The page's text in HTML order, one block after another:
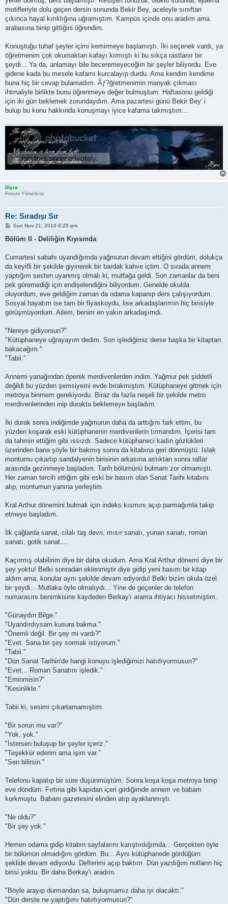
motifleriyle dolu geçen dersin sonunda Bekir Bey, aceleyle sınıftan
çıkınca hayal kırıklığına uğramıştım. Kampüs içinde onu aradım ama
arabasına binip gittiğini öğrendim.
Konuştuğu tuhaf şeyler içimi kemirmeye başlamıştı. İki seçenek vardı, ya
öğretmenim çok okumaktan kafayı kırmıştı ki bu sıkça rastlanır bir
şeydi... Ya da, anlamayı bile beceremeyeceğim bir şeyler biliyordu. Eve
gidene kada bu mesele kafamı kurcalayıp durdu. Ama kendim kendime
buna hiç bir cevap bulamadım. Ãƒ?ğretmenimin manyak çıkması
ihtmaliyle birlikte bunu öğrenmeye değer bulmuştum. Haftasonu geldiği
için iki gün beklemek zorundaydım. Ama pazartesi günü Bekir Bey' i
bulup bu konu hakkında konuşmayı iyice kafama takmıştım...
Illyra
Forum Yöneticisi
Re: Sıradışı Sır
P
s
Sun Nov 21, 2010 6:25 pm
Bölüm II - Deliliğin Kıyısında
Cumartesi sabahı uyandığımda yağmurun devam ettiğini gördüm, dolukça
da keyifli bir şekilde giyinerek bir bardak kahve içtim. O sırada annem
yaptığım sesten uyanmış olmalı ki, mutfağa geldi. Son zamanlar da beni
pek göremediği için endişelendiğini biliyordum. Genelde okulda
oluyordum, eve geldiğim zaman da odama kapanıp ders çalışıyordum.
Sosyal hayatım ise tam bir fiyaskoydu, lise arkadaşlarımın hiç birisiyle
görüşmüyordum. Ailem, benim en yakın arkadaşımdı.
"Nereye gidiyorsun?"
"Kütüphaneye uğrayayım dedim. Son işlediğimiz derse başka bir kitaptan
bakacağım."
"Tabii."
Annemi yanağından öperek merdivenlerden indim. Yağmur pek şiddetli
değildi bu yüzden şemsiyemi evde bırakmıştım. Kütüphaneye gitmek için
metroya binmem gerekiyordu. Biraz da fazla neşeli bir şekilde metro
merdivenlerinden inip durakta beklemeye başladım.
İki durak sonra indiğimde yağmurun daha da arttığını fark ettim, bu
yüzden koşarak eski kütüphanenin merdivenlerin tırmandım. İçerisi tam
da tahmin ettiğim gibi ıssızdı. Sadece kütüphaneci kadın gözlükleri
üzerinden bana şöyle bir bakmış sonra da kitabına geri dönmüştü. Islak
montumu çıkartıp sandalyenin birisinin arkasına astıktan sonra raflar
arasında gezinmeye başladım. Tarih bölümünü bulmam zor olmamıştı.
Her zaman tercih ettiğim gibi eski bir basım olan Sanat Tarihi kitabını
alıp, montumun yanına yerleştim.
Kral Arthur dönemini bulmak için indeks kısmını açıp parmağımla takip
etmeye başladım.
İlk çağlarda sanat, cilalı taş devri, mısır sanatı, yunan sanatı, roman
sanatı, gotik sanat....
Kaçırmış olabilirim diye bir daha okudum. Ama Kral Arthur dönemi diye bir
şey yoktu! Belki sonradan eklenmiştir diye gidip yeni basım bir kitap
aldım ama, konular aynı şekilde devam ediyordu! Belki bizim okula özel
bir şeydi... Mutlaka öyle olmalıydı... Yine de geçenler de telefon
numarasını benimkisine kaydeden Berkay'ı arama ihtiyacı hissetmiştim.
"Günaydın Bilge."
"Uyandırdıysam kusura bakma."
"Önemli değil. Bir şey mi vardı?"
"Evet. Sana bir şey sormak istiyorum."
"Tabii."
"Dün Sanat Tarihin'de hangi konuyu işlediğimizi hatırlıyormusun?"
"Evet... Roman Sanatını işledik."
"Eminmisin?"
"Kesinlikle."
Tabii ki, sesimi çıkartamamıştım.
"Bir sorun mu var?"
"Yok, yok."
"İstersen buluşup bir şeyler içeriz."
"Teşekkür ederim ama işim var."
"Sen bilirsin."
Telefonu kapatıp bir süre düşünmüştüm. Sonra koşa koşa metroya binip
eve döndüm. Fırtına gibi kapıdan içeri girdiğimde annem ve babam
korkmuştu. Babam gazetesini elinden atıp ayaklanmıştı.
"Ne oldu?"
"Bir şey yok."
Hemen odama gidip kitabın sayfalarını karıştırdığımda... Gerçekten öyle
bir bölümün olmadığını gördüm. Bu... Aynı kütüphanede gördüğüm
şeklide devam ediyordu. Defterimi açıp baktım. Dün yazdığım notların hiç
birisi yoktu. Bir daha Berkay'ı aradım.
"Böyle arayıp durmandan sa, buluşmamız daha iyi olacaktı."
"Dün derste ne yaptığımı hatırlıyormusun?"